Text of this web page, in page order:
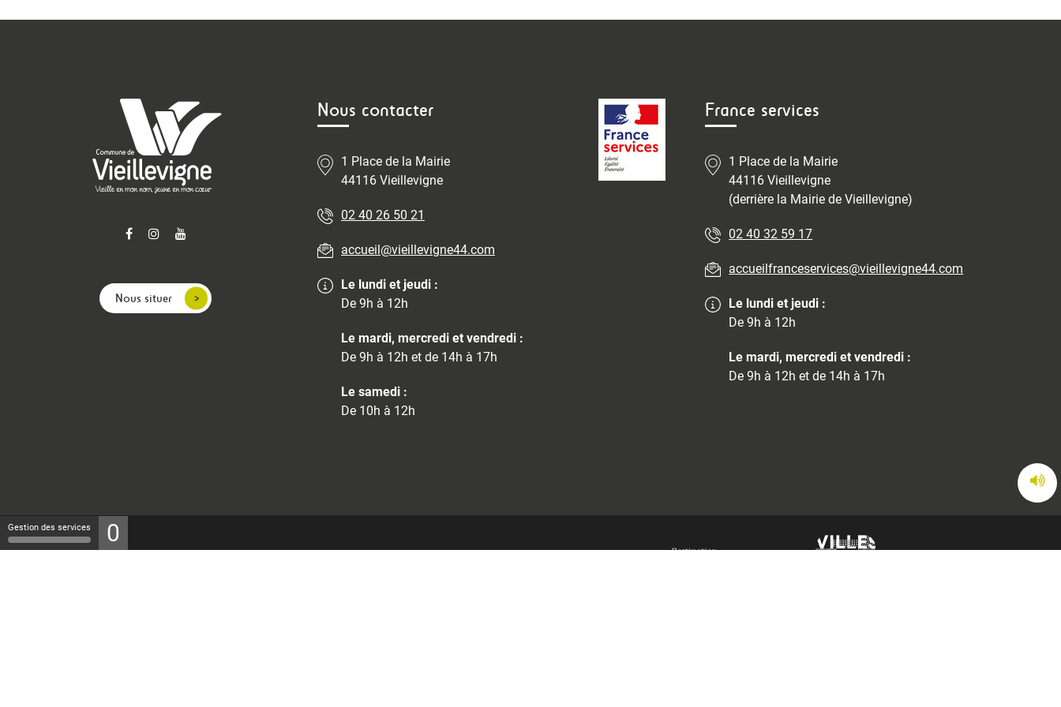
Nous situer
Nous contacter
1 Place de la Mairie
44116 Vieillevigne
02 40 26 50 21
accueil@vieillevigne44.com
Le lundi et jeudi :
De 9h à 12h
Le mardi, mercredi et vendredi :
De 9h à 12h et de 14h à 17h
Le samedi :
De 10h à 12h
France services
1 Place de la Mairie
44116 Vieillevigne
(derrière la Mairie de Vieillevigne)
02 40 32 59 17
accueilfranceservices@vieillevigne44.com
Le lundi et jeudi :
De 9h à 12h
Le mardi, mercredi et vendredi :
De 9h à 12h et de 14h à 17h
Gestion des services 0